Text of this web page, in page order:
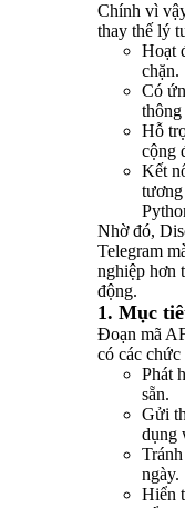
Chính vì
thay thế lý
Hoạt
chặn.
Có
thông
Hỗ
cộng
Kết
Nhờ đó,
Telegram
nghiệp hơn
động.
1. Mục
Đoạn mã
có các chức
Phát
sẵn.
Gửi
dụng
ngày.
Hiển